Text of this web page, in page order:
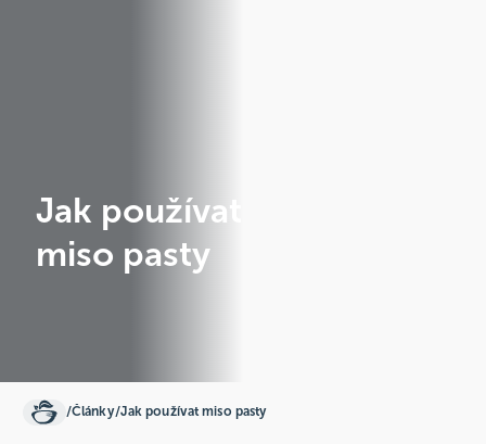
Jak používat
miso pasty
/Články/Jak používat miso pasty